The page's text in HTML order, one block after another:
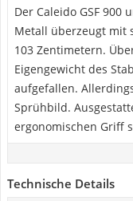
Der Caleido GSF 900
Metall überzeugt mit
103 Zentimetern.
Eigengewicht des
aufgefallen.
Sprühbild.
ergonomischen Griff
Technische Details